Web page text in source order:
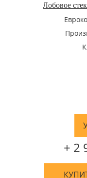
Лобовое
+ 2